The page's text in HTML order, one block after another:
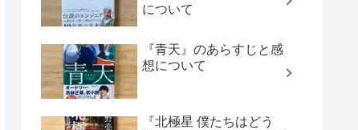
について
『青天』のあらすじと感
想について
『北極星 僕たちはどう